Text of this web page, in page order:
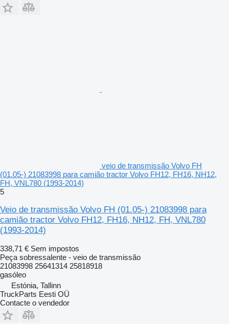
veio de transmissão Volvo FH
(01.05-) 21083998 para camião tractor Volvo FH12, FH16, NH12,
FH, VNL780 (1993-2014)
5
Veio de transmissão Volvo FH (01.05-) 21083998 para
camião tractor Volvo FH12, FH16, NH12, FH, VNL780
(1993-2014)
338,71 € Sem impostos
Peça sobressalente - veio de transmissão
21083998 25641314 25818918
gasóleo
Estónia, Tallinn
TruckParts Eesti OÜ
Contacte o vendedor